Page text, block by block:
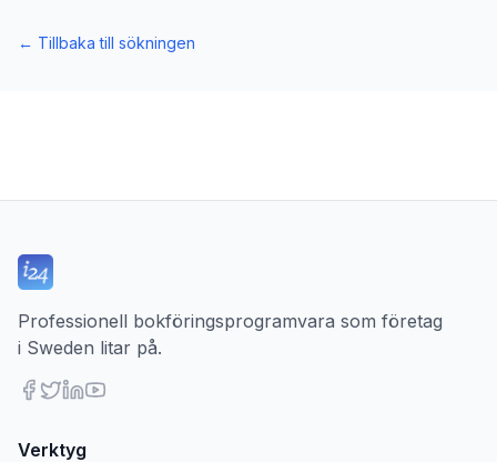
← Tillbaka till sökningen
Professionell bokföringsprogramvara som företag
i Sweden litar på.
Verktyg